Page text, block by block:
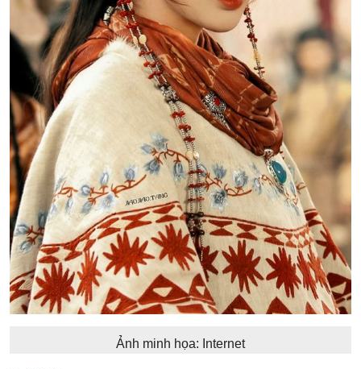
Ảnh minh họa: Internet